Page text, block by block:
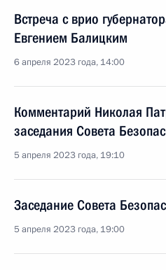
Встреча с врио
Евгением Балицким
6 апреля 2023 года, 14:00
Комментарий Николая
заседания Совета
5 апреля 2023 года, 19:10
Заседание Совета
5 апреля 2023 года, 19:00